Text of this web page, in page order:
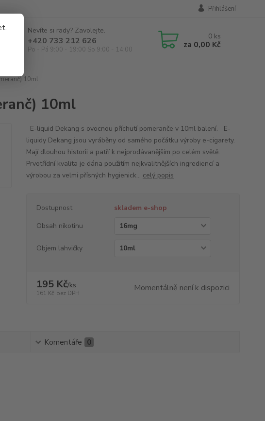
Přihlášení
Nevíte si rady? Zavolejte.
+420 733 212 626
Po - Pá 9:00 - 19:00 So 9:00 - 14:00
0 ks
za 0,00 Kč
10ml
10ml
E-liquid Dekang s ovocnou příchutí pomeranče v 10ml balení. E-
liquidy Dekang jsou vyráběny od samého počátku výroby e-cigarety.
Mají dlouhou historii a patří k nejprodávanějším po celém světě.
Prvotřídní kvalita je dána použitím nejkvalitnějších ingrediencí a
výrobou za velmi přísných hygienick... celý popis
Dostupnost
skladem e-shop
Obsah nikotinu
Objem lahvičky
195 Kč/ks
161 Kč bez DPH Momentálně není k dispozici
Komentáře 0